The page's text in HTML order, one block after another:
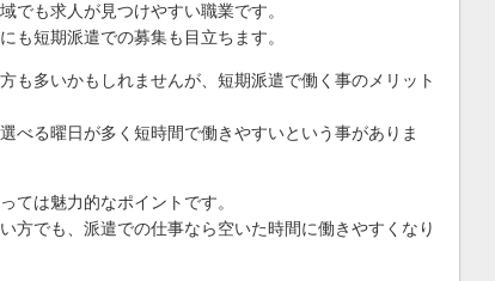
でも求人が見つけやすい職業です。
も短期派遣での募集も目立ちます。
も多いかもしれませんが、短期派遣で働く事のメリット
べる曜日が多く短時間で働きやすいという事がありま
ては魅力的なポイントです。
方でも、派遣での仕事なら空いた時間に働きやすくなり